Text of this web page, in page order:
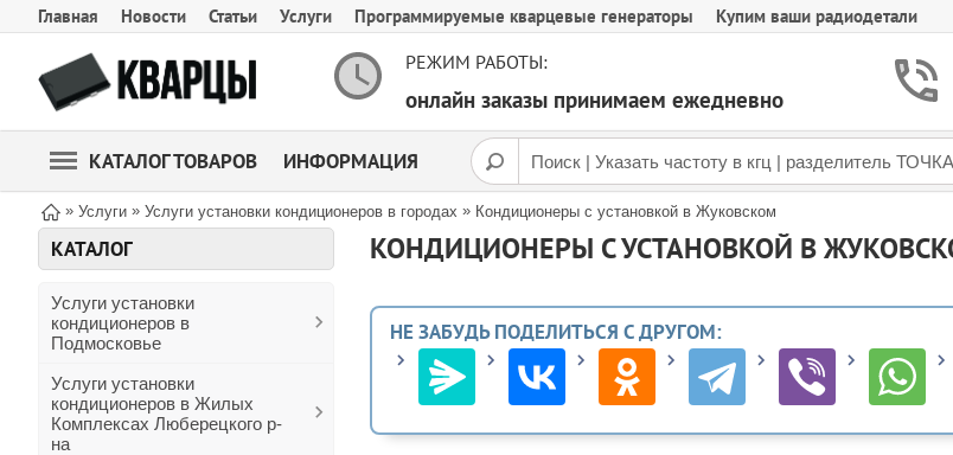
Главная Новости Статьи Услуги Программируемые кварцевые генераторы Купим ваши радиодетали
РЕЖИМ РАБОТЫ:
онлайн заказы принимаем ежедневно
КАТАЛОГ ТОВАРОВ ИНФОРМАЦИЯ
» Услуги » Услуги установки кондиционеров в городах » Кондиционеры с установкой в Жуковском
КАТАЛОГ
Услуги установки
кондиционеров в
Подмосковье
Услуги установки
кондиционеров в Жилых
Комплексах Люберецкого р-
на
КОНДИЦИОНЕРЫ С УСТАНОВКОЙ В
НЕ ЗАБУДЬ ПОДЕЛИТЬСЯ С ДРУГОМ: